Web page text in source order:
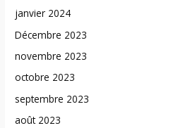
janvier 2024
Décembre 2023
novembre 2023
octobre 2023
septembre 2023
août 2023